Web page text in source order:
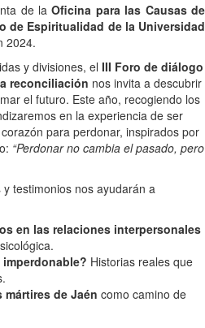
de laOficina para las Causas de
de Espiritualidad de la Universidad
2024.
y divisiones, el III Foro de diálogo
reconciliación nos invita a descubrir
el futuro. Este año, recogiendo los
en la experiencia de ser
para perdonar, inspirados por
“Perdonar no cambia el pasado, pero
testimonios nos ayudarán a
en las relaciones interpersonales
Historias reales que
mártires de Jaén como camino de